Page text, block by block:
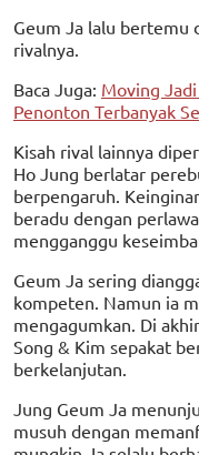
Geum Ja lalu bertemu
rivalnya.
Baca Juga: Moving
Penonton Terbanyak
Kisah rival lainnya
Ho Jung berlatar
berpengaruh.
beradu dengan
mengganggu
Geum Ja sering
kompeten. Namun ia
mengagumkan. Di
Song & Kim sepakat
berkelanjutan.
Jung Geum Ja
musuh dengan